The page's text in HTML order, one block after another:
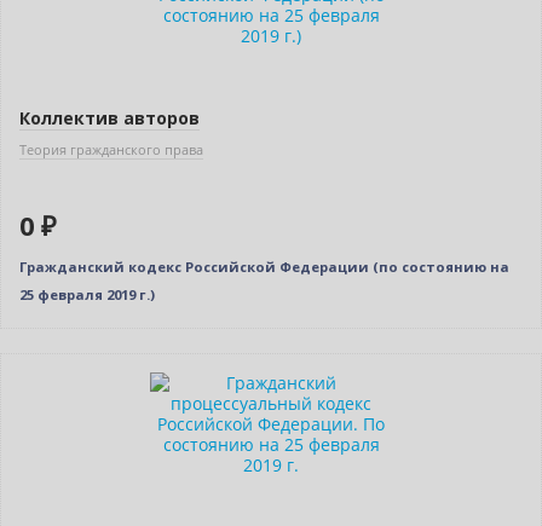
Коллектив авторов
Теория гражданского права
0 ₽
Гражданский кодекс Российской Федерации (по состоянию на
25 февраля 2019 г.)